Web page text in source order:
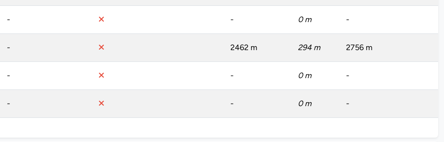
- - 0 m -
- 2462 m 294 m 2756 m
- - 0 m -
- - 0 m -